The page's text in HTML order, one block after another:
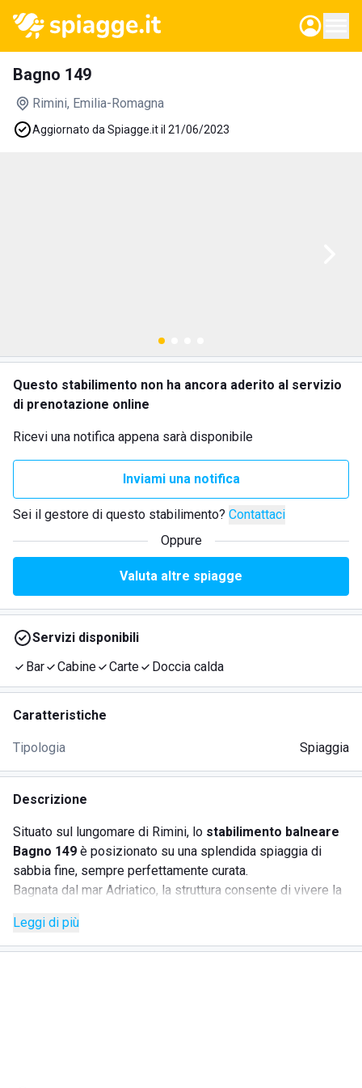
Bagno 149
Rimini, Emilia-Romagna
Aggiornato da Spiagge.it il 21/06/2023
Questo stabilimento non ha ancora aderito al servizio
di prenotazione online
Ricevi una notifica appena sarà disponibile
Inviami una notifica
Sei il gestore di questo stabilimento? Contattaci
Oppure
Valuta altre spiagge
Servizi disponibili
Bar
Cabine Carte Doccia calda
Caratteristiche
Tipologia Spiaggia
Descrizione
Situato sul lungomare di Rimini, lo stabilimento balneare
Bagno 149 è posizionato su una splendida spiaggia di
sabbia fine, sempre perfettamente curata.
Bagnata dal mar Adriatico, la struttura consente di vivere la
Lostabilimento balneare Bagno 149
disposizione dei bagnanti i seguenti servizi:
Leggi di più